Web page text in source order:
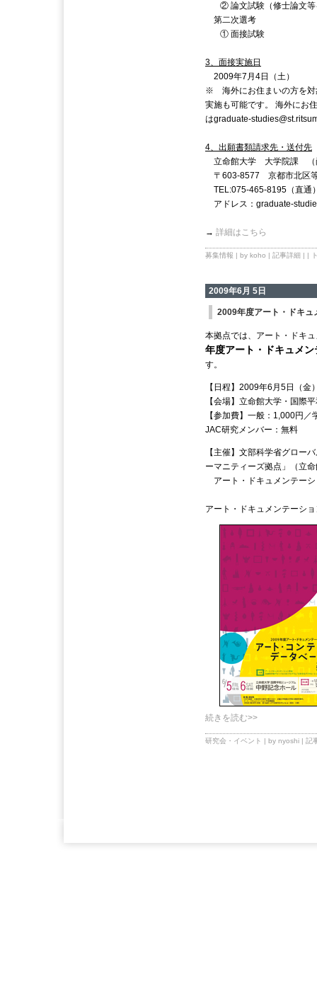
② 論文試験（修士論文等
第二次選考
① 面接試験
3、面接実施日
2009年7月4日（土）
※ 海外にお住まいの方を対
実施も可能です。 海外にお
はgraduate-
4、出願書類請求先・送付先
立命館大学 大学院課 （
〒603-8577 京都市北区
TEL:075-465-8195（直通
アドレス：graduate-
→ 詳細はこちら
募集情報 | by koho | 記事詳細 | |
2009年6月 5日
2009年度アート・ドキュ
本拠点では、アート・ドキ
年度アート・ドキュメ
す。
【日程】2009年6月5日（金
【会場】立命館大学・国際
【参加費】一般：1,000円
JAC研究メンバー：無料
【主催】文部科学省グロー
ーマニティーズ拠点」（立
アート・ドキュメンテーシ
アート・ドキュメンテー
続きを読む>>
研究会・イベント | by nyoshi | 記